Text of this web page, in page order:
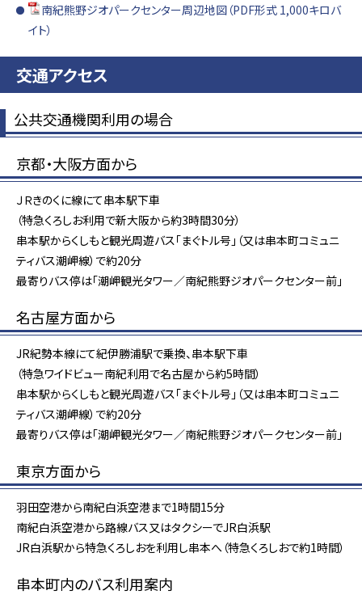
南紀熊野ジオパークセンター周辺地図（PDF形式 1,000キロバ
イト）
交通アクセス
公共交通機関利用の場合
京都・大阪方面から
ＪＲきのくに線にて串本駅下車
（特急くろしお利用で新大阪から約3時間30分）
串本駅からくしもと観光周遊バス「まぐトル号」（又は串本町コミュニ
ティバス潮岬線）で約20分
最寄りバス停は「潮岬観光タワー／南紀熊野ジオパークセンター前」
名古屋方面から
JR紀勢本線にて紀伊勝浦駅で乗換、串本駅下車
（特急ワイドビュー南紀利用で名古屋から約5時間）
串本駅からくしもと観光周遊バス「まぐトル号」（又は串本町コミュニ
ティバス潮岬線）で約20分
最寄りバス停は「潮岬観光タワー／南紀熊野ジオパークセンター前」
東京方面から
羽田空港から南紀白浜空港まで1時間15分
南紀白浜空港から路線バス又はタクシーでJR白浜駅
JR白浜駅から特急くろしおを利用し串本へ（特急くろしおで約1時間）
串本町内のバス利用案内